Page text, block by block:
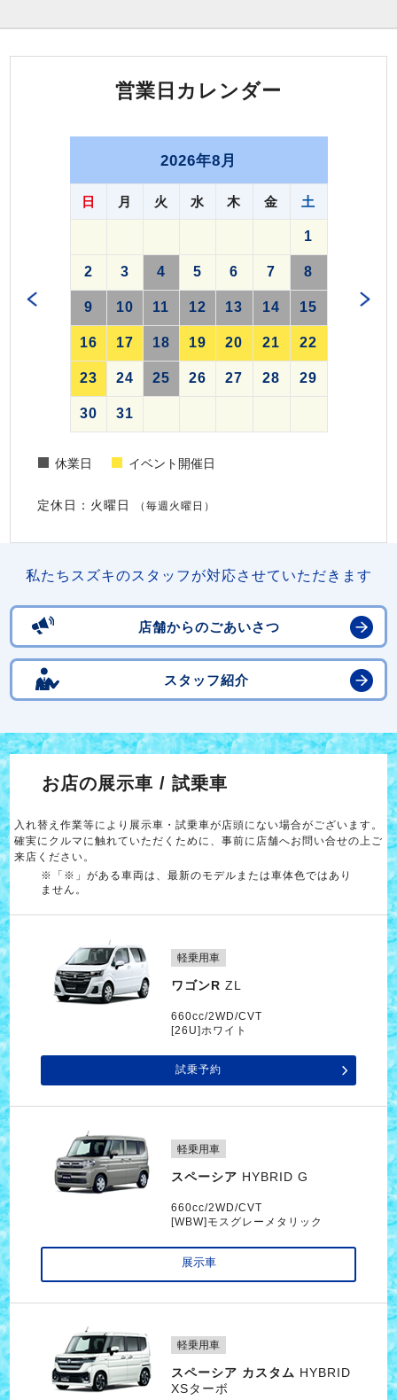
営業日カレンダー
2026年8月
日 月 火 水 木 金 土
1
2 3 4 5 6 7 8
9 10 11 12 13 14 15
16 17 18 19 20 21 22
23 24 25 26 27 28 29
30 31
休業日 イベント開催日
定休日：火曜日 （毎週火曜日）
私たちスズキのスタッフが対応させていただきます
店舗からのごあいさつ
スタッフ紹介
お店の展示車 / 試乗車
入れ替え作業等により展示車・試乗車が店頭にない場合がございます。
確実にクルマに触れていただくために、事前に店舗へお問い合せの上ご
来店ください。
※「※」がある車両は、最新のモデルまたは車体色ではあり
ません。
軽乗用車
ワゴンR ZL
660cc/2WD/CVT
[26U]ホワイト
試乗予約
軽乗用車
スペーシア HYBRID G
660cc/2WD/CVT
[WBW]モスグレーメタリック
展示車
軽乗用車
スペーシア カスタム HYBRID
XSターボ